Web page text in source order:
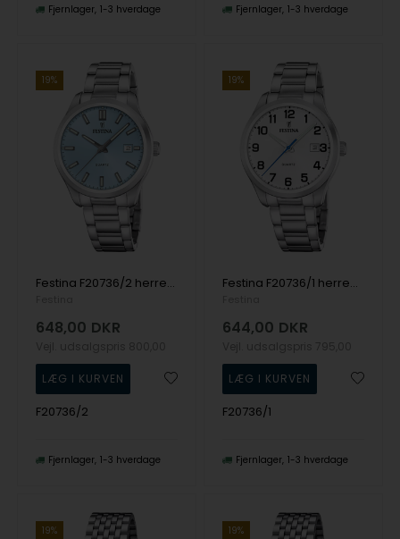
Fjernlager 1-3 hverdage Fjernlager 1-3 hverdage
19%
Festina F20736/2 herreur 42mm 5ATM
648,00 DKR
F20736/2
Fjernlager 1-3 hverdage
19%
Festina F20736/1 herreur 42mm 5ATM
644,00 DKR
F20736/1
Fjernlager 1-3 hverdage
19% 19%